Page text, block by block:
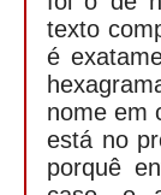
texto
é
nome em
está no
porquê